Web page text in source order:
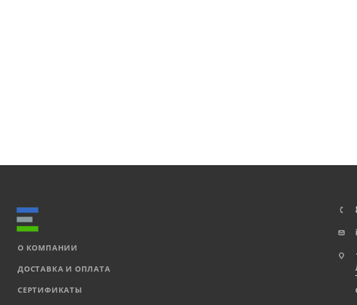
О КОМПАНИИ
ДОСТАВКА И ОПЛАТА
СЕРТИФИКАТЫ